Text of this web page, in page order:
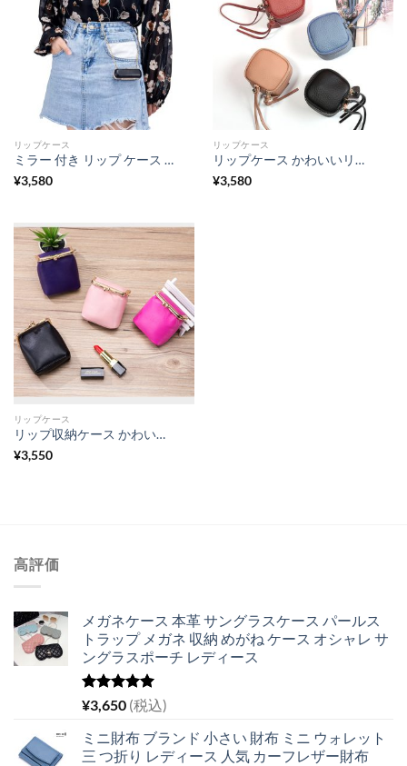
リップケース
ミラー 付き リップ ケース ラムスキンレザー 口紅 ケース リップ クリーム ケース ショルダーチェーン 持ち運び 化粧 ポーチ おしゃれ 可愛い プチギフト
¥3,580
リップケース
リップケース かわいいリアルカーフ ミニバケットバッグ 化粧品 収納 持ち運び バニティバッグ トラベルポーチ おしゃれ 高級感
¥3,580
リップケース
リップ収納ケース かわいい キスロック コイン ケース おしゃれ 女性用 小物 入れ ケース
¥3,550
高評価
メガネケース 本革 サングラスケース パールス
トラップ メガネ 収納 めがね ケース オシャレ サ
ングラスポーチ レディース
5段階中
5.00
の評価
¥3,650 (税込)
ミニ財布 ブランド 小さい 財布 ミニ ウォレット
三 つ折り レディース 人気 カーフレザー財布